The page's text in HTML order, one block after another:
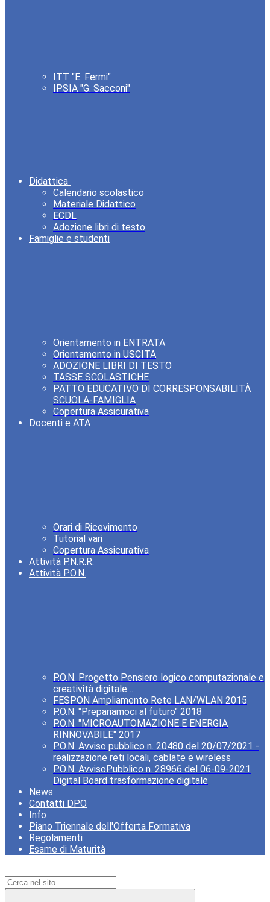
ITT "E. Fermi"
IPSIA "G. Sacconi"
Didattica
Calendario scolastico
Materiale Didattico
ECDL
Adozione libri di testo
Famiglie e studenti
Orientamento in ENTRATA
Orientamento in USCITA
ADOZIONE LIBRI DI TESTO
TASSE SCOLASTICHE
PATTO EDUCATIVO DI CORRESPONSABILITÀ
SCUOLA-FAMIGLIA
Copertura Assicurativa
Docenti e ATA
Orari di Ricevimento
Tutorial vari
Copertura Assicurativa
Attività P.N.R.R.
Attività P.O.N.
P.O.N. Progetto Pensiero logico computazionale e
creatività digitale ...
FESPON Ampliamento Rete LAN/WLAN 2015
P.O.N. "Prepariamoci al futuro" 2018
P.O.N. "MICROAUTOMAZIONE E ENERGIA
RINNOVABILE" 2017
P.O.N. Avviso pubblico n. 20480 del 20/07/2021 -
realizzazione reti locali, cablate e wireless
P.O.N. AvvisoPubblico n. 28966 del 06-09-2021
Digital Board trasformazione digitale
News
Contatti DPO
Info
Piano Triennale dell'Offerta Formativa
Regolamenti
Esame di Maturità